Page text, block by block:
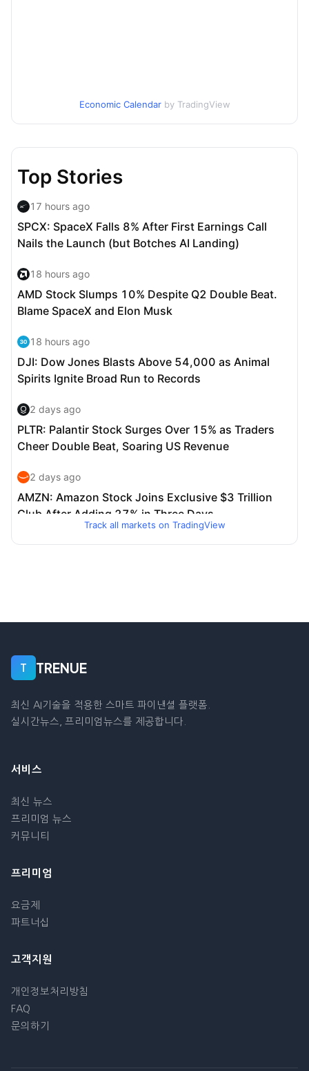
Economic Calendar by TradingView
Track all markets on TradingView
T TRENUE
최신 AI기술을 적용한 스마트 파이낸셜 플랫폼.
실시간뉴스, 프리미엄뉴스를 제공합니다.
서비스
최신 뉴스
프리미엄 뉴스
커뮤니티
프리미엄
요금제
파트너십
고객지원
개인정보처리방침
FAQ
문의하기